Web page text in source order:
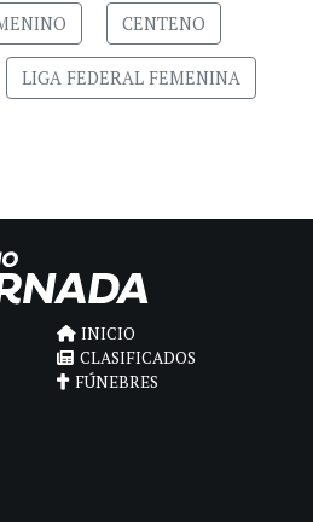
CENTENO
LIGA FEDERAL FEMENINA
INICIO
CLASIFICADOS
FÚNEBRES